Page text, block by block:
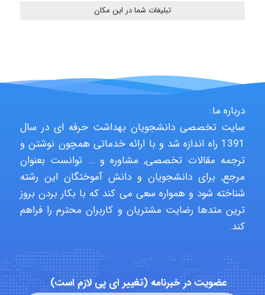
USER124
malekf
abolfazlkoshehe
A.balandeh
تبلیغات شما در این مکان
درباره ما:
سایت تخصصی دانشجویان بهداشت حرفه ای در سال
1391 راه اندازه شد و با ارائه خدماتی همچون نوشتن و
ترجمه مقالات تخصصی, مشاوره و … توانست بعنوان
مرجع, برای دانشجویان و دانش آموختگان این رشته
شناخته شود و همواره سعی می کند که با بکار بردن بروز
ترین متدها رضایت مشتریان و کاربران محترم را فراهم
کند.
عضویت در خبرنامه (تغییر ای پی لازم است)